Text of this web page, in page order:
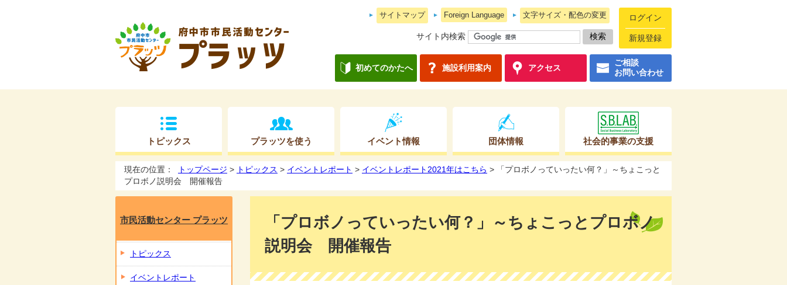
サイトマップ Foreign Language 文字サイズ・配色の変更 ログイン
新規登録
サイト内検索
初めてのかたへ 施設利用案内 アクセス
ご相談
お問い合わせ
トピックス プラッツを使う イベント情報 団体情報 社会的事業の支援
現在の位置： トップページ > トピックス > イベントレポート > イベントレポート2021年はこちら > 「プロボノっていったい何？」～ちょこっと
プロボノ説明会 開催報告
「プロボノっていったい何？」～ちょこっとプロボノ
説明会 開催報告
市民活動センター プラッツ
トピックス
イベントレポート